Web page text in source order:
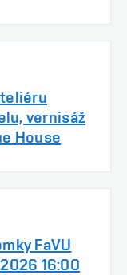
vernisáž
House
FaVU
16:00